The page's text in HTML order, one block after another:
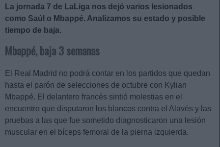
La jornada 7 de LaLiga nos dejó varios lesionados
como Saúl o Mbappé. Analizamos su estado y posible
tiempo de baja.
Mbappé, baja 3 semanas
El Real Madrid no podrá contar en los partidos que quedan
hasta el parón de selecciones de octubre con Kylian
Mbappé. El delantero francés sintió molestias en el
encuentro que disputaron los blancos contra el Alavés y las
pruebas a las que fue sometido diagnosticaron una lesión
muscular en el bíceps femoral de la pierna izquierda.